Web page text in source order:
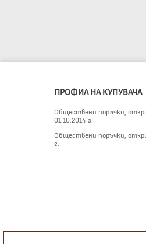
ПРОФИЛ НА КУПУВАЧА
Обществени поръчки,
01.10.2014 г.
Обществени поръчки,
г.